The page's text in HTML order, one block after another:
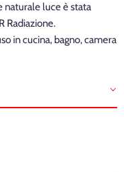
naturale luce è stata
Radiazione.
in cucina, bagno, camera